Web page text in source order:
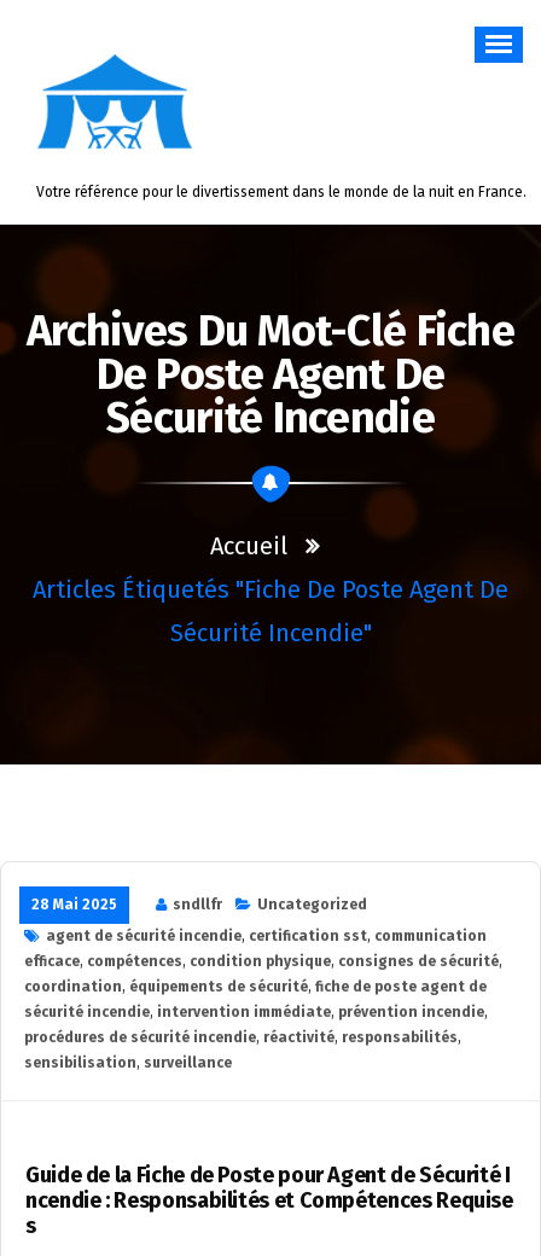
Votre référence pour le divertissement dans le monde de la nuit en France.
Archives Du Mot-Clé Fiche
De Poste Agent De
Sécurité Incendie
Accueil
Articles Étiquetés "fiche De Poste Agent De
Sécurité Incendie"
28 Mai 2025 sndllfr
Uncategorized
agent de sécurité incendie, certification sst, communication
efficace, compétences, condition physique, consignes de sécurité,
coordination, équipements de sécurité, fiche de poste agent de
sécurité incendie, intervention immédiate, prévention incendie,
procédures de sécurité incendie, réactivité, responsabilités,
sensibilisation, surveillance
Guide de la Fiche de Poste pour Agent de Sécurité I
ncendie : Responsabilités et Compétences Requise
s